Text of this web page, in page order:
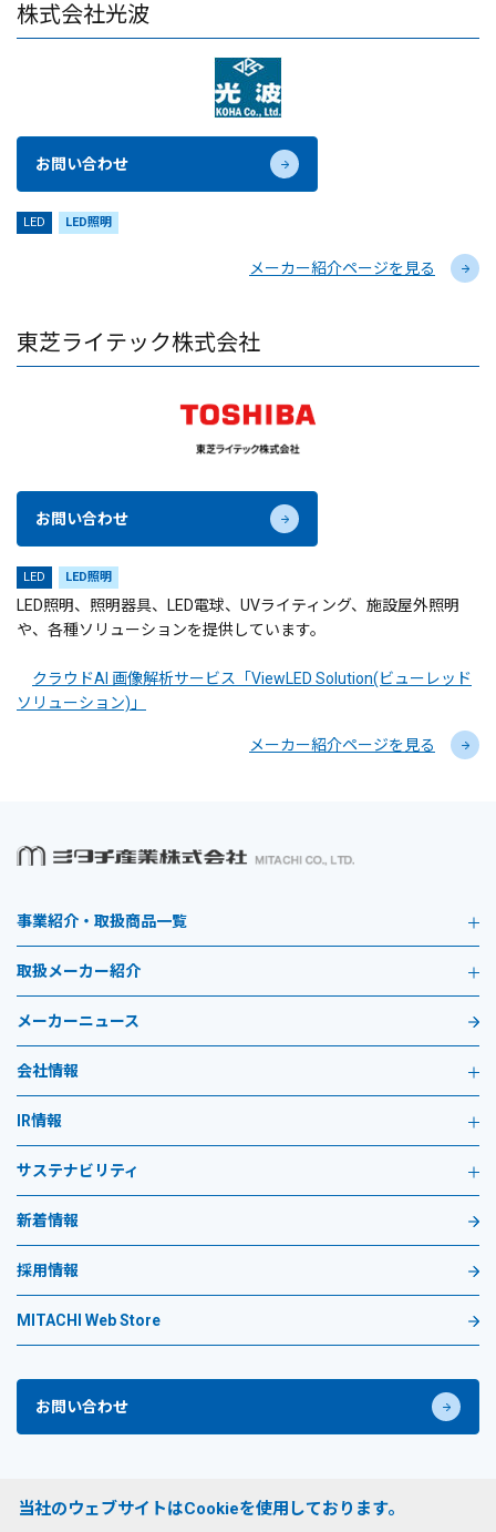
株式会社光波
お問い合わせ
LED LED照明
メーカー紹介ページを見る
東芝ライテック株式会社
お問い合わせ
LED LED照明
LED照明、照明器具、LED電球、UVライティング、施設屋外照明
や、各種ソリューションを提供しています。
クラウドAI 画像解析サービス「ViewLED Solution(ビューレッド
ソリューション)」
メーカー紹介ページを見る
事業紹介・取扱商品一覧
取扱メーカー紹介
メーカーニュース
会社情報
IR情報
サステナビリティ
新着情報
採用情報
MITACHI Web Store
お問い合わせ
当社のウェブサイトはCookieを使用しております。